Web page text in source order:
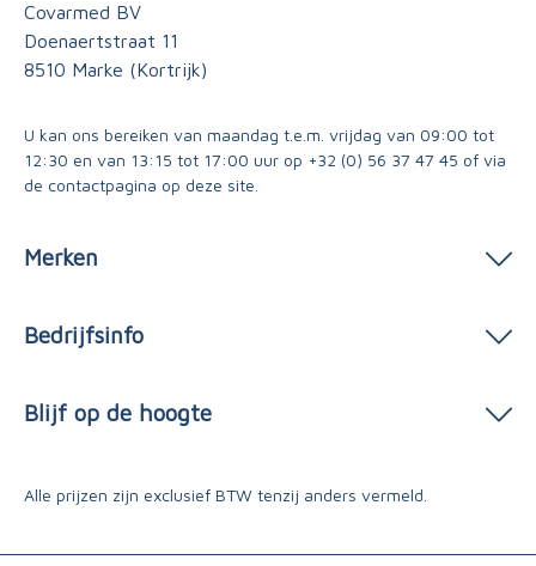
Covarmed BV
Doenaertstraat 11
8510 Marke (Kortrijk)
U kan ons bereiken van maandag t.e.m. vrijdag van 09:00 tot
12:30 en van 13:15 tot 17:00 uur op +32 (0) 56 37 47 45 of via
de contactpagina op deze site.
Merken
Bedrijfsinfo
Blijf op de hoogte
Alle prijzen zijn exclusief BTW tenzij anders vermeld.